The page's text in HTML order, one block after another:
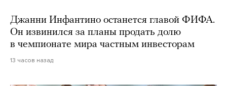
Джанни Инфантино останется главой ФИФА.
Он извинился за планы продать долю
в чемпионате мира частным инвесторам
13 часов назад